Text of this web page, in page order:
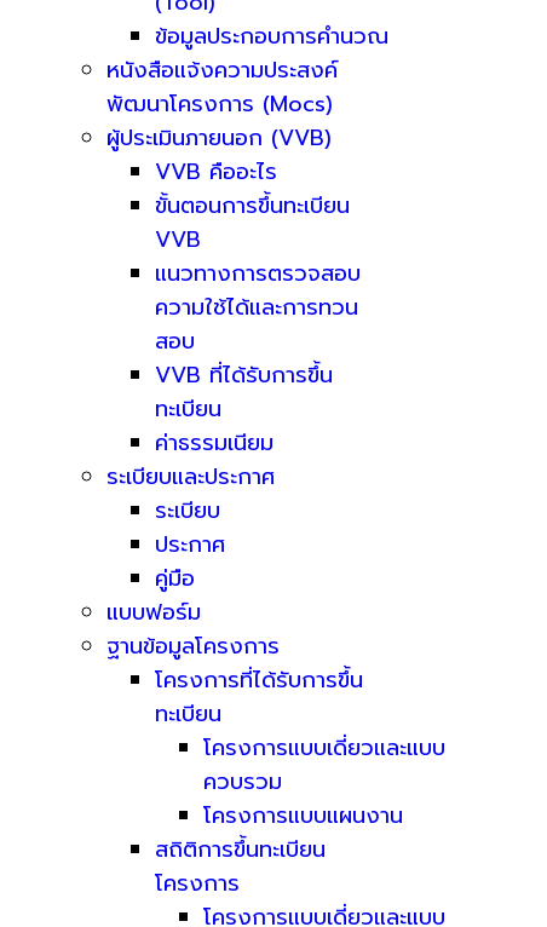
ข้อมูลประกอบการคำนวณ
หนังสือแจ้งความประสงค์
พัฒนาโครงการ (Mocs)
ผู้ประเมินภายนอก (VVB)
VVB คืออะไร
ขั้นตอนการขึ้นทะเบียน
VVB
แนวทางการตรวจสอบ
ความใช้ได้และการทวน
สอบ
VVB ที่ได้รับการขึ้น
ทะเบียน
ค่าธรรมเนียม
ระเบียบและประกาศ
ระเบียบ
ประกาศ
คู่มือ
แบบฟอร์ม
ฐานข้อมูลโครงการ
โครงการที่ได้รับการขึ้น
ทะเบียน
โครงการแบบเดี่ยวและแบบ
ควบรวม
โครงการแบบแผนงาน
สถิติการขึ้นทะเบียน
โครงการ
โครงการแบบเดี่ยวและแบบ